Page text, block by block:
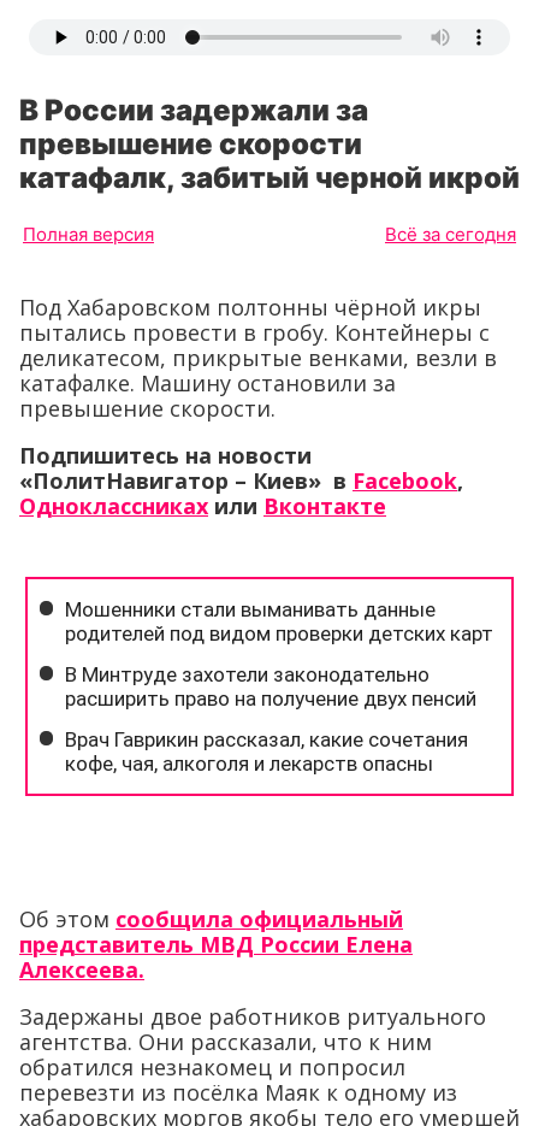
В России задержали за
превышение скорости
катафалк, забитый черной икрой
Полная версия Всё за сегодня
Под Хабаровском полтонны чёрной икры
пытались провести в гробу. Контейнеры с
деликатесом, прикрытые венками, везли в
катафалке. Машину остановили за
превышение скорости.
Подпишитесь на новости
«ПолитНавигатор – Киев» в Facebook,
Одноклассниках или Вконтакте
Об этом сообщила официальный
представитель МВД России Елена
Алексеева.
Задержаны двое работников ритуального
агентства. Они рассказали, что к ним
обратился незнакомец и попросил
перевезти из посёлка Маяк к одному из
хабаровских моргов якобы тело его умершей